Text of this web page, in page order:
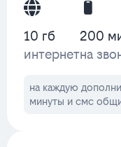
10 гб
интернет
200
на
на каждую
минуты и смс